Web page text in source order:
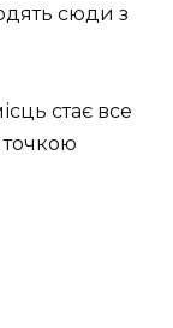
сюди з
стає все
точкою